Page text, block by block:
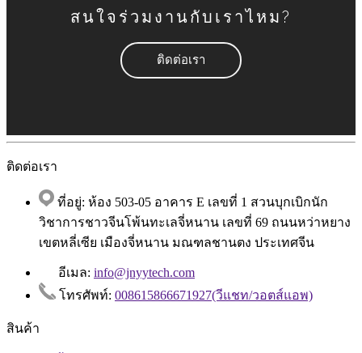
สนใจร่วมงานกับเราไหม?
ติดต่อเรา
ติดต่อเรา
ที่อยู่: ห้อง 503-05 อาคาร E เลขที่ 1 สวนบุกเบิกนัก
วิชาการชาวจีนโพ้นทะเลจี่หนาน เลขที่ 69 ถนนหว่าหยาง
เขตหลี่เซีย เมืองจี่หนาน มณฑลชานตง ประเทศจีน
อีเมล: info@jnyytech.com
โทรศัพท์: 008615866671927(วีแชท/วอตส์แอพ)
สินค้า